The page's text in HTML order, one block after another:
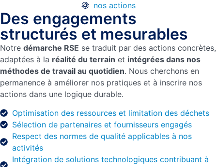
nos actions
Des engagements
structurés et mesurables
Notre démarche RSE se traduit par des actions concrètes,
adaptées à la réalité du terrain et intégrées dans nos
méthodes de travail au quotidien. Nous cherchons en
permanence à améliorer nos pratiques et à inscrire nos
actions dans une logique durable.
Optimisation des ressources et limitation des déchets
Sélection de partenaires et fournisseurs engagés
Respect des normes de qualité applicables à nos
activités
Intégration de solutions technologiques contribuant à